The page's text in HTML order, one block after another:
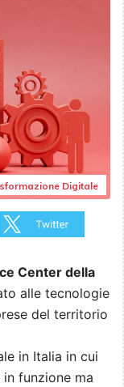
Digitale
Center della
alle tecnologie
del territorio
in Italia in cui
funzione ma